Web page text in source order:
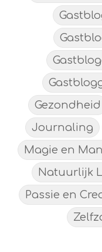
Gezondheid
Journaling
Magie en
Natuurlijk
Passie en